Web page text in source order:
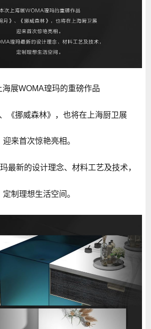
海展WOMA瑝玛的重磅作品
《挪威森林》，也将在上海厨卫展
迎来首次惊艳亮相。
最新的设计理念、材料工艺及技术，
定制理想生活空间。